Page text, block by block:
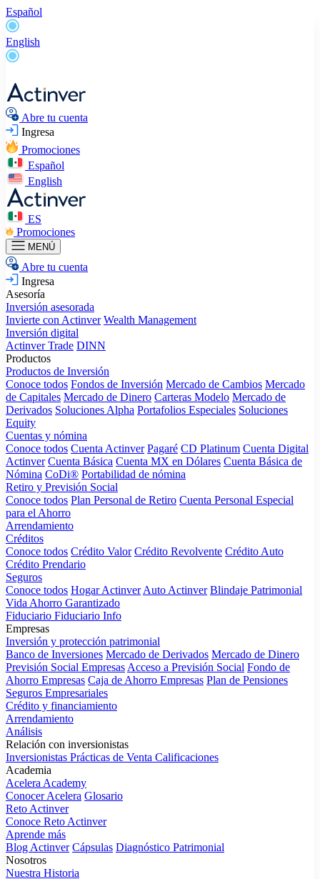
Español
English
Abre tu cuenta
Ingresa
Promociones
Español
English
ES
Promociones
MENÚ
Abre tu cuenta
Ingresa
Asesoría
Inversión asesorada
Invierte con Actinver Wealth Management
Inversión digital
Actinver Trade DINN
Productos
Productos de Inversión
Conoce todos Fondos de Inversión Mercado de Cambios Mercado
de Capitales Mercado de Dinero Carteras Modelo Mercado de
Derivados Soluciones Alpha Portafolios Especiales Soluciones
Equity
Cuentas y nómina
Conoce todos Cuenta Actinver Pagaré CD Platinum Cuenta Digital
Actinver Cuenta Básica Cuenta MX en Dólares Cuenta Básica de
Nómina CoDi® Portabilidad de nómina
Retiro y Previsión Social
Conoce todos Plan Personal de Retiro Cuenta Personal Especial
para el Ahorro
Arrendamiento
Créditos
Conoce todos Crédito Valor Crédito Revolvente Crédito Auto
Crédito Prendario
Seguros
Conoce todos Hogar Actinver Auto Actinver Blindaje Patrimonial
Vida Ahorro Garantizado
Fiduciario Fiduciario Info
Empresas
Inversión y protección patrimonial
Banco de Inversiones Mercado de Derivados Mercado de Dinero
Previsión Social Empresas Acceso a Previsión Social Fondo de
Ahorro Empresas Caja de Ahorro Empresas Plan de Pensiones
Seguros Empresariales
Crédito y financiamiento
Arrendamiento
Análisis
Relación con inversionistas
Inversionistas Prácticas de Venta Calificaciones
Academia
Acelera Academy
Conocer Acelera Glosario
Reto Actinver
Conoce Reto Actinver
Aprende más
Blog Actinver Cápsulas Diagnóstico Patrimonial
Nosotros
Nuestra Historia